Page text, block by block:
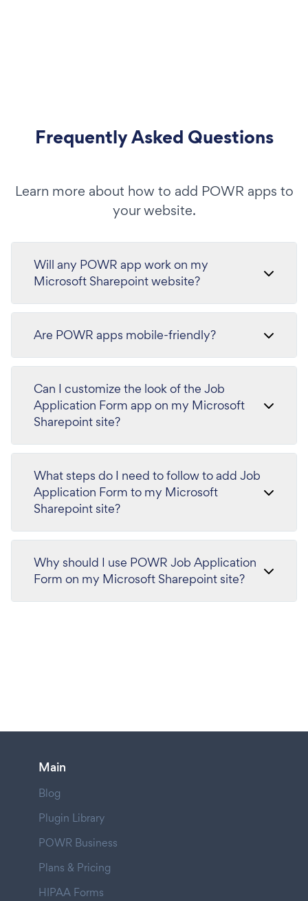
Frequently Asked Questions
Learn more about how to add POWR apps to
your website.
Will any POWR app work on my
Microsoft Sharepoint website?
Are POWR apps mobile-friendly?
Can I customize the look of the Job
Application Form app on my Microsoft
Sharepoint site?
What steps do I need to follow to add Job
Application Form to my Microsoft
Sharepoint site?
Why should I use POWR Job Application
Form on my Microsoft Sharepoint site?
Main
Blog
Plugin Library
POWR Business
Plans & Pricing
HIPAA Forms